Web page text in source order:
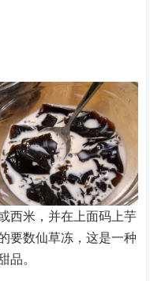
西米，并在上面码上芋
要数仙草冻，这是一种
。